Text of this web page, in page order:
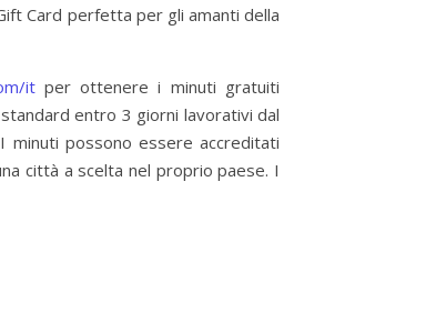
Card perfetta per gli amanti della
itper ottenere i minuti gratuiti
entro 3 giorni lavorativi dal
minuti possono essere accreditati
città a scelta nel proprio paese. I